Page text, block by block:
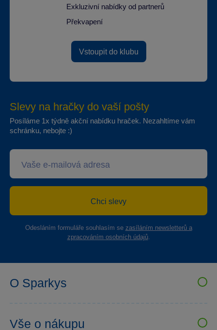
Exkluzivní nabídky od partnerů
Překvapení
Vstoupit do klubu
Slevy na hračky do vaší pošty
Posíláme 1x týdně akční nabídku hraček. Nezahltíme vám
schránku, nebojte :)
Chci slevy
Odesláním formuláře souhlasím se zasíláním newsletterů a
zpracováním osobních údajů.
O Sparkys
Vše o nákupu